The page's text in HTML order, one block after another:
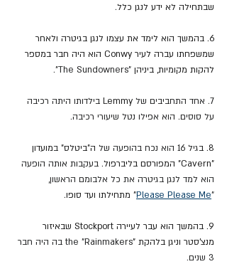
שבתחילה לא ידע לנגן כלל.
6. בהמשך הוא לימד את עצמו לנגן בגיטרה ולאחר
שמשפחתו עברה לעיר Conwy הוא היה חבר במספר
להקות מקומיות, ביניהן "The Sundowners".
7. אחד התחביבים של Lemmy בילדותו היתה רכיבה
על סוסים. הוא אפילו נטל שיעורי רכיבה.
8. ב גיל 16 הוא נכח בהופעה של ה"ביטלס" במועדון
"Cavern" המפורסם בליברפול.
בעקבות אותה הופעה
הוא למד לנגן בגיטרה את כל אלבומם הראשון,
"
Please Please Me" מתחילתו ועד סופו.
9. בהמשך הוא עבר לעיירה Stockport שבאיזור
מנצ'סטר וניגן בלהקת "
the "Rainmakers בה היה חבר
3 שנים.